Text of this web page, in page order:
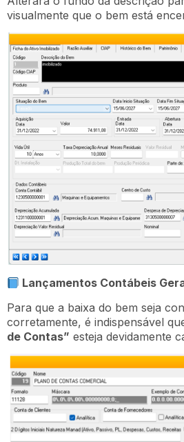
visualmente que o bem está
Lançamentos Contábeis
Para que a baixa do bem seja
corretamente, é indispensável
de Contas” esteja devidamente